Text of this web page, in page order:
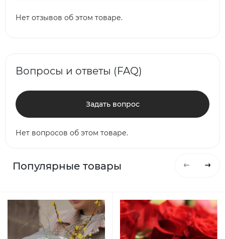
Нет отзывов об этом товаре.
Вопросы и ответы (FAQ)
Задать вопрос
Нет вопросов об этом товаре.
Популярные товары